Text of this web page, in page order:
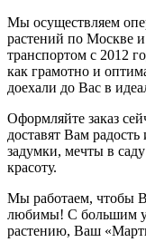
Мы осуществляем
растений по Москве
транспортом с 2012
как грамотно и
доехали до Вас в
Оформляйте заказ
доставят Вам
задумки, мечты в
красоту.
Мы работаем, чтобы
любимы! С большим
растению, Ваш